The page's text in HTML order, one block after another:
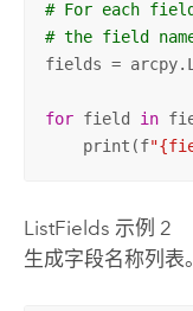
# For each
# the field
fields =
for field in
    print(f
ListFields 示例 2
生成字段名称列表。